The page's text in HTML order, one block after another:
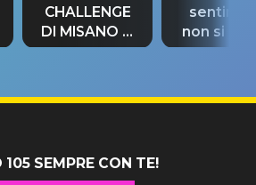
CHALLENGE
DI MISANO si
riconferma
non si
fino alla
105 SEMPRE CON TE!